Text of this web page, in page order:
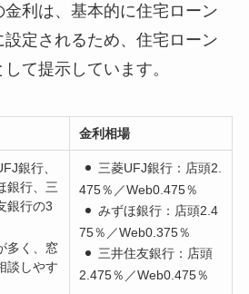
利は、基本的に住宅ローン
定されるため、住宅ローン
て提示しています。
金利相場
銀行、
銀行、三
銀行の3
多く、窓
談しやす
三菱UFJ銀行 ：店頭2.
475％／Web0.475％
みずほ銀行 ：店頭2.4
75％／Web0.375％
三井住友銀行 ：店頭
2.475％／Web0.475％